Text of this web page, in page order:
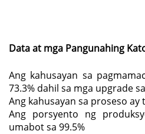
Data at mga Pangunahing
Ang kahusayan sa
73.3% dahil sa mga upgrade
Ang kahusayan sa proseso ay
Ang porsyento ng
umabot sa 99.5%